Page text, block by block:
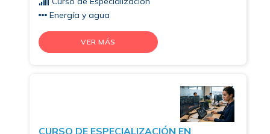
Energía y agua
VER MÁS
CURSO DE ESPECIALIZACIÓN EN